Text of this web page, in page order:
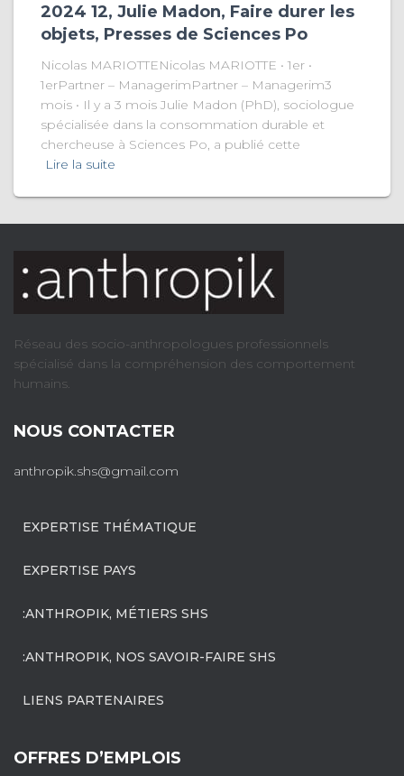
2024 12, Julie Madon, Faire durer les
objets, Presses de Sciences Po
Nicolas MARIOTTENicolas MARIOTTE • 1er •
1erPartner – ManagerimPartner – Managerim3
mois • Il y a 3 mois Julie Madon (PhD), sociologue
spécialisée dans la consommation durable et
chercheuse à Sciences Po, a publié cette
Lire la suite
Réseau des socio-anthropologues professionnels
spécialisé dans la compréhension des comportement
humains.
NOUS CONTACTER
anthropik.shs@gmail.com
EXPERTISE THÉMATIQUE
EXPERTISE PAYS
:ANTHROPIK, MÉTIERS SHS
:ANTHROPIK, NOS SAVOIR-FAIRE SHS
LIENS PARTENAIRES
OFFRES D’EMPLOIS